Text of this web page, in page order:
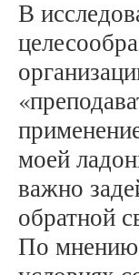
В
моей
важно
обратной
По мнению